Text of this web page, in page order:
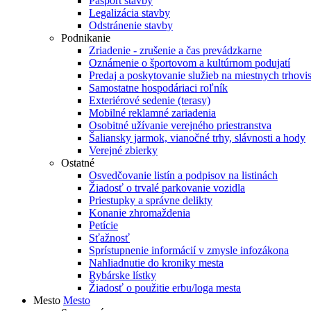
Legalizácia stavby
Odstránenie stavby
Podnikanie
Zriadenie - zrušenie a čas prevádzkarne
Oznámenie o športovom a kultúrnom podujatí
Predaj a poskytovanie služieb na miestnych
Samostatne hospodáriaci roľník
Exteriérové sedenie (terasy)
Mobilné reklamné zariadenia
Osobitné užívanie verejného priestranstva
Šaliansky jarmok, vianočné trhy, slávnosti a hody
Verejné zbierky
Ostatné
Osvedčovanie listín a podpisov na listinách
Žiadosť o trvalé parkovanie vozidla
Priestupky a správne delikty
Konanie zhromaždenia
Petície
Sťažnosť
Sprístupnenie informácií v zmysle infozákona
Nahliadnutie do kroniky mesta
Rybárske lístky
Žiadosť o použitie erbu/loga mesta
Mesto Mesto